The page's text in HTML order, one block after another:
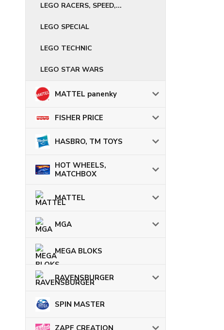
LEGO RACERS, SPEED,...
LEGO SPECIAL
LEGO TECHNIC
LEGO STAR WARS
MATTEL panenky
FISHER PRICE
HASBRO, TM TOYS
HOT WHEELS,
MATCHBOX
MATTEL
MGA
MEGA BLOKS
RAVENSBURGER
SPIN MASTER